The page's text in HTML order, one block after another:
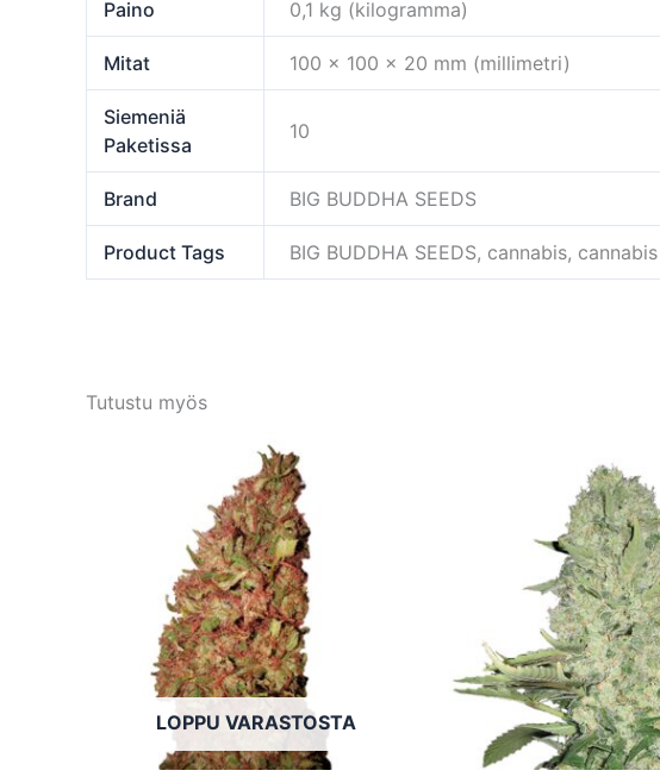
Paino 0,1 kg (kilogramma)
Mitat 100 × 100 × 20 mm (millimetri)
Siemeniä
Paketissa
10
Brand BIG BUDDHA SEEDS
Product Tags BIG BUDDHA SEEDS, cannabis,
Tutustu myös
LOPPU VARASTOSTA
tuotteen